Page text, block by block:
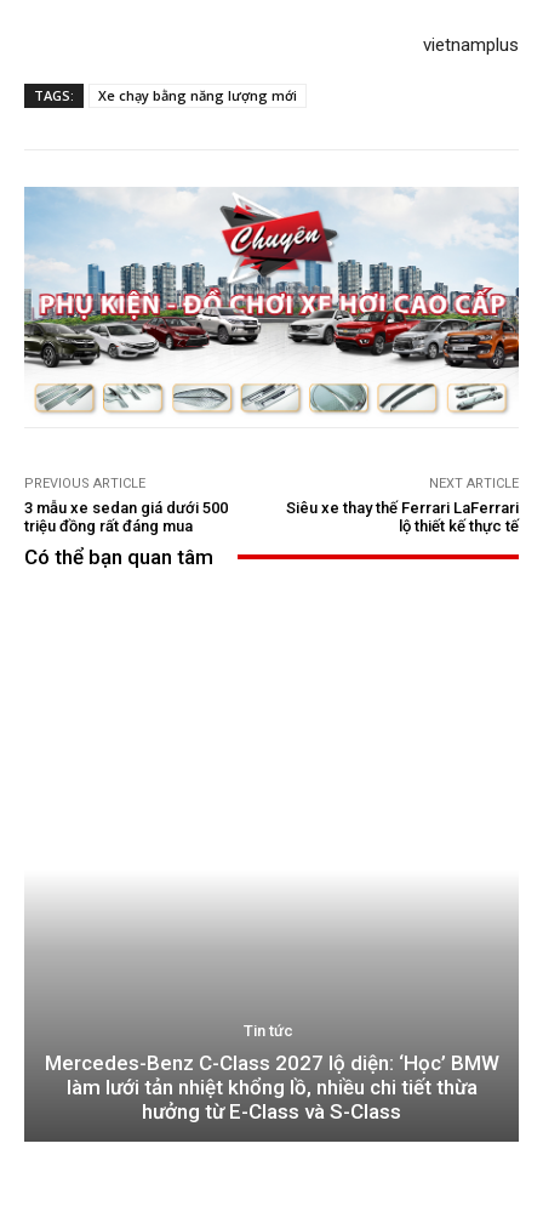
vietnamplus​
TAGS: Xe chạy bằng năng lượng mới
PREVIOUS ARTICLE
3 mẫu xe sedan giá dưới 500
triệu đồng rất đáng mua
NEXT ARTICLE
Siêu xe thay thế Ferrari LaFerrari
lộ thiết kế thực tế
Có thể bạn quan tâm
Tin tức
Mercedes-Benz C-Class 2027 lộ diện: ‘Học’ BMW
làm lưới tản nhiệt khổng lồ, nhiều chi tiết thừa
hưởng từ E-Class và S-Class